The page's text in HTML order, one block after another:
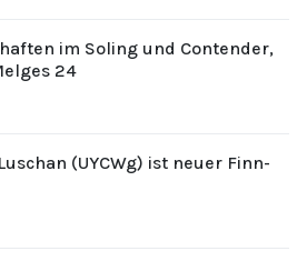
im Soling und Contender,
24
(UYCWg) ist neuer Finn-